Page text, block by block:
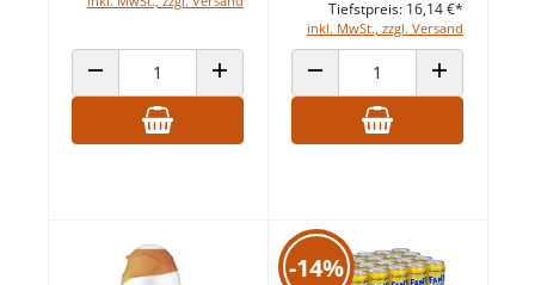
ANZAHL VERRINGERNANZAHL ERHÖHEN
inkl. MwSt., zzgl. Versand
Tiefstpreis: 16,14 €*
ANZAHL VERRINGERNANZAHL
-14%